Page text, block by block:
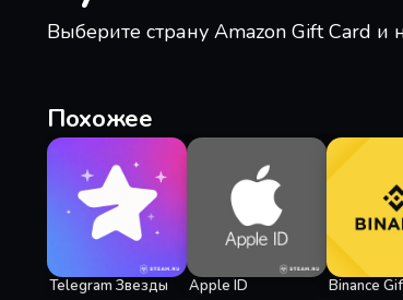
Выберите страну Amazon Gift Card и
Похожее
Telegram Звезды Apple ID Binance